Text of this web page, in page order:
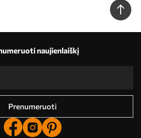
naujienlaiškį
Prenumeruoti